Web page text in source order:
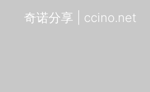
奇诺分享 | ccino.net